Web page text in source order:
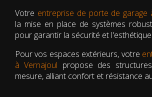
Votre entreprise de porte de garage
la mise en place de systèmes
pour garantir la sécurité et
Pour vos espaces extérieurs, votre
à Vernajoul propose des
mesure, alliant confort et résistance